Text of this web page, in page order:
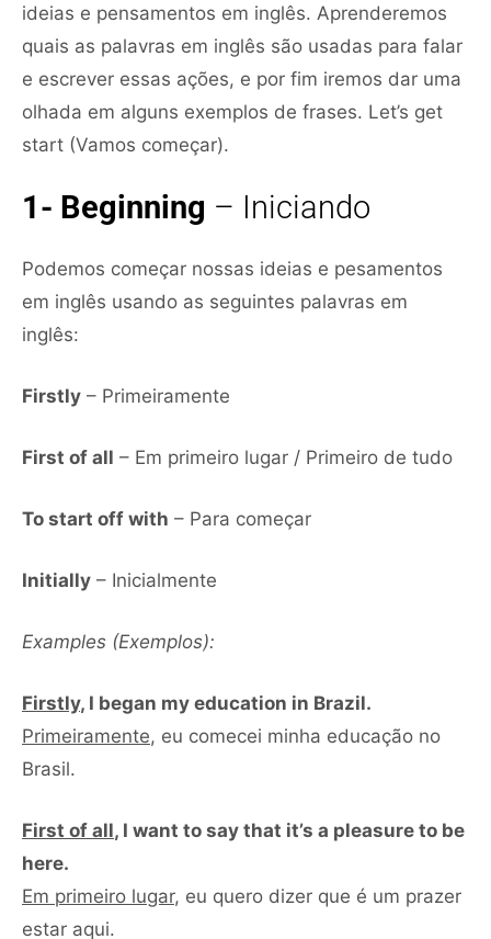
ideias e pensamentos em inglês. Aprenderemos
quais as palavras em inglês são usadas para falar
e escrever essas ações, e por fim iremos dar uma
olhada em alguns exemplos de frases. Let’s get
start (Vamos começar).
1- Beginning – Iniciando
Podemos começar nossas ideias e pesamentos
em inglês usando as seguintes palavras em
inglês:
Firstly – Primeiramente
First of all – Em primeiro lugar / Primeiro de tudo
To start off with – Para começar
Initially – Inicialmente
Examples (Exemplos):
Firstly, I began my education in Brazil.
Primeiramente, eu comecei minha educação no
Brasil.
First of all, I want to say that it’s a pleasure to be
here.
Em primeiro lugar, eu quero dizer que é um prazer
estar aqui.